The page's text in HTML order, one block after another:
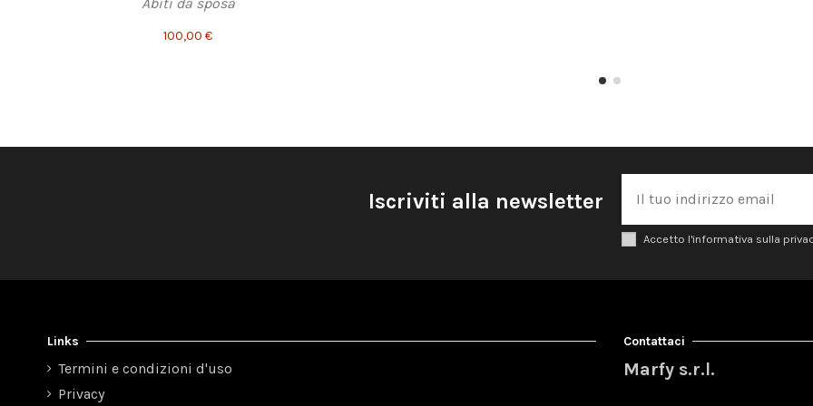
100,00 €
Iscriviti alla newsletter
Accetto l'informativa sulla
Links
Termini e condizioni d'uso
Privacy
Contattaci
Marfy s.r.l.